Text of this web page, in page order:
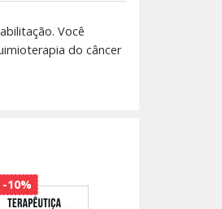
Você
do câncer
-10%